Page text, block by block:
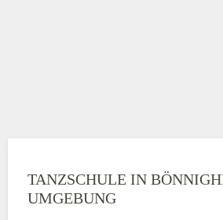
TANZSCHULE IN
UMGEBUNG